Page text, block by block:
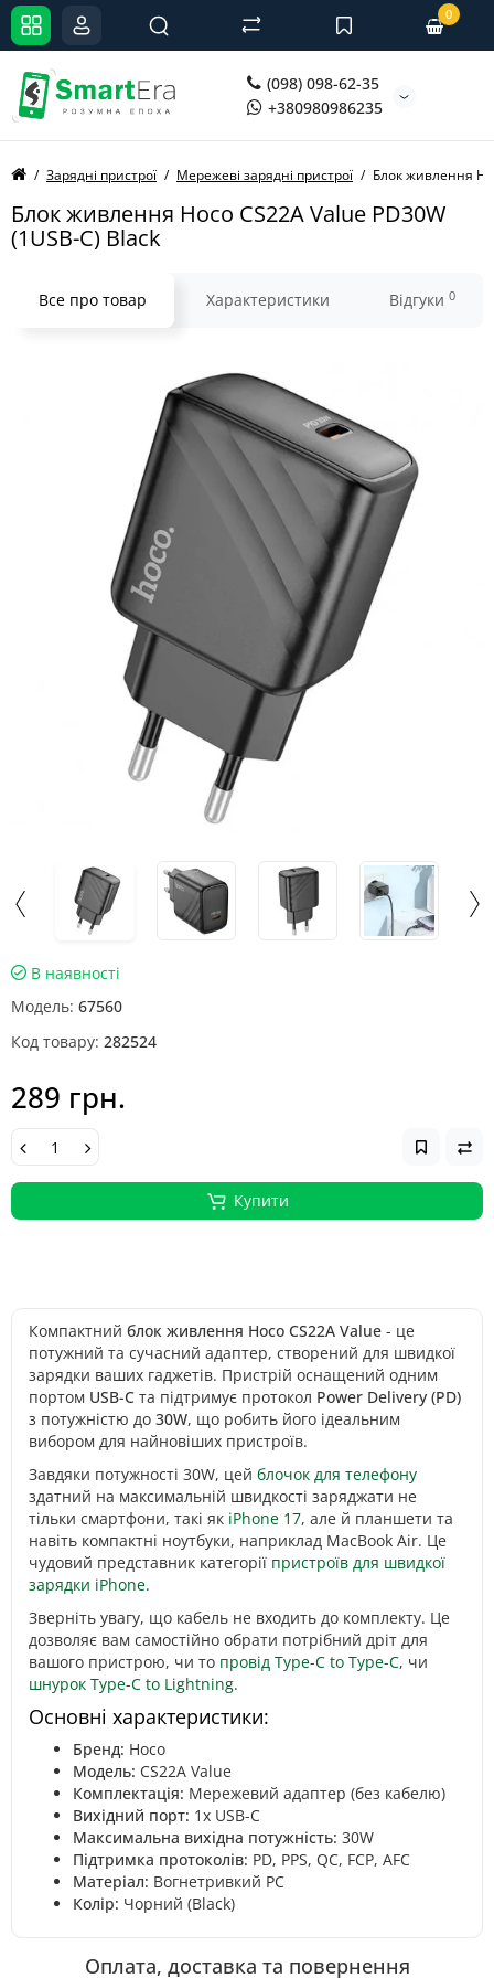
(098) 098-62-35
+380980986235
0
Зарядні пристрої Мережеві зарядні пристрої Блок живлення
Блок живлення Hoco CS22A Value PD30W
(1USB-C) Black
Все про товар Характеристики Відгуки 0
В наявності
Модель: 67560
Код товару: 282524
289 грн.
Купити
Компактний блок живлення Hoco CS22A Value - це
потужний та сучасний адаптер, створений для швидкої
зарядки ваших гаджетів. Пристрій оснащений одним
портом USB-C та підтримує протокол Power Delivery (PD)
з потужністю до 30W, що робить його ідеальним
вибором для найновіших пристроїв.
Завдяки потужності 30W, цей блочок для телефону
здатний на максимальній швидкості заряджати не
тільки смартфони, такі як iPhone 17, але й планшети та
навіть компактні ноутбуки, наприклад MacBook Air. Це
чудовий представник категорії пристроїв для швидкої
зарядки iPhone.
Зверніть увагу, що кабель не входить до комплекту. Це
дозволяє вам самостійно обрати потрібний дріт для
вашого пристрою, чи то провід Type-C to Type-C, чи
шнурок Type-C to Lightning.
Основні характеристики:
Бренд: Hoco
Модель: CS22A Value
Комплектація: Мережевий адаптер (без кабелю)
Вихідний порт: 1x USB-C
Максимальна вихідна потужність: 30W
Підтримка протоколів: PD, PPS, QC, FCP, AFC
Матеріал: Вогнетривкий PC
Колір: Чорний (Black)
Оплата, доставка та повернення